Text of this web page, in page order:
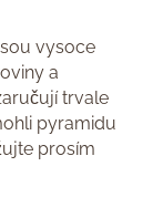
vysoce
a
trvale
pyramidu
prosím